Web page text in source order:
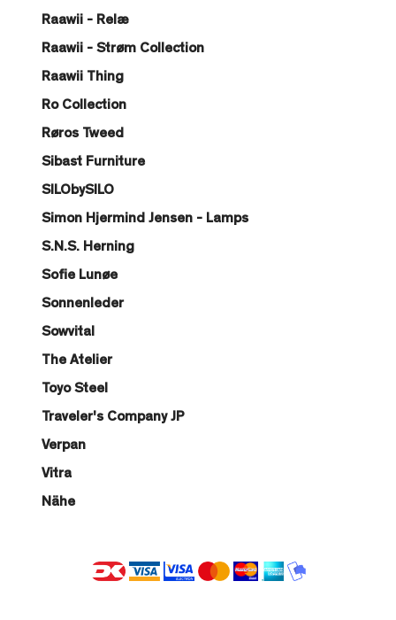
Raawii - Relæ
Raawii - Strøm Collection
Raawii Thing
Ro Collection
Røros Tweed
Sibast Furniture
SILObySILO
Simon Hjermind Jensen - Lamps
S.N.S. Herning
Sofie Lunøe
Sonnenleder
Sowvital
The Atelier
Toyo Steel
Traveler's Company JP
Verpan
Vitra
Nähe